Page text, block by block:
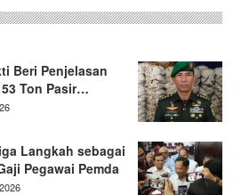
Beri Penjelasan
Ton Pasir…
Langkah sebagai
Pegawai Pemda